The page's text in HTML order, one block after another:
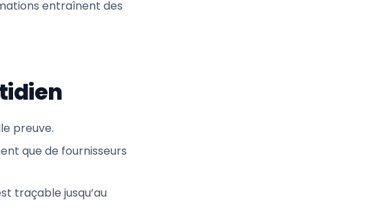
entraînent des
preuve.
que de fournisseurs
traçable jusqu’au